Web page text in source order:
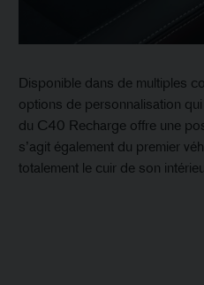
Disponible dans de multiples
options de personnalisation
du C40 Recharge offre une
s’agit également du premier
totalement le cuir de son